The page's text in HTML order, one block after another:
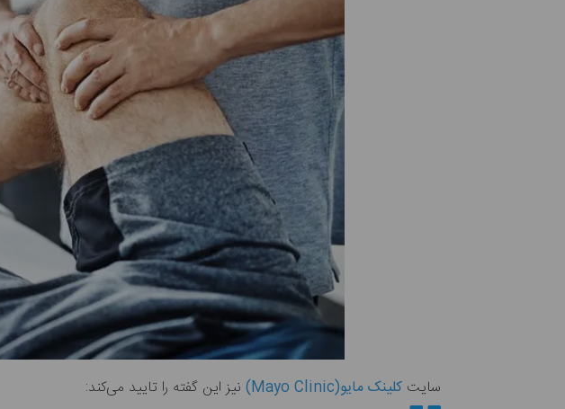
سایت کلینک مایو(Mayo Clinic) نیز این گفته را تایید می‌کند: